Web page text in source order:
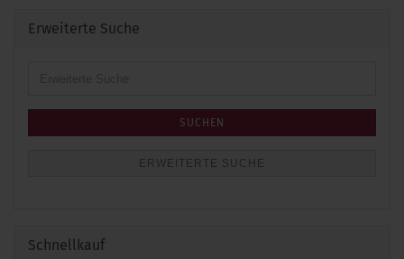
Erweiterte Suche
SUCHEN
ERWEITERTE SUCHE
Schnellkauf